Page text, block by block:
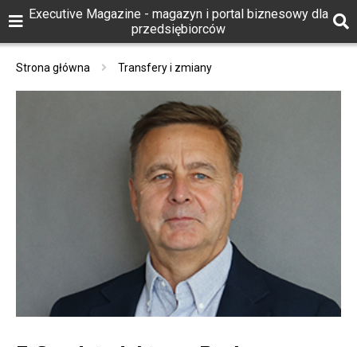
Executive Magazine - magazyn i portal biznesowy dla
przedsiębiorców
Strona główna Transfery i zmiany